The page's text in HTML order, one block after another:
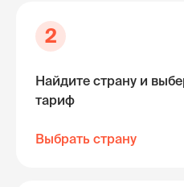
2
Найдите страну и
тариф
Выбрать страну